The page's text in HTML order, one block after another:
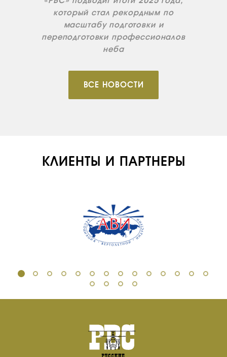
который стал рекордным по
масштабу подготовки и
переподготовки профессионалов
неба
ВСЕ НОВОСТИ
КЛИЕНТЫ И ПАРТНЕРЫ